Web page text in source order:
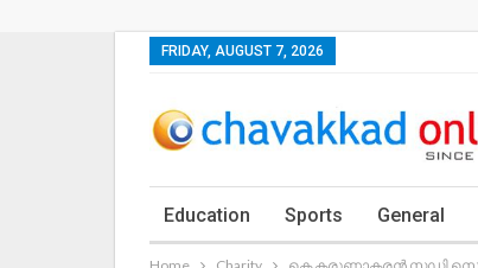
FRIDAY, AUGUST 7, 2026
Education Sports General